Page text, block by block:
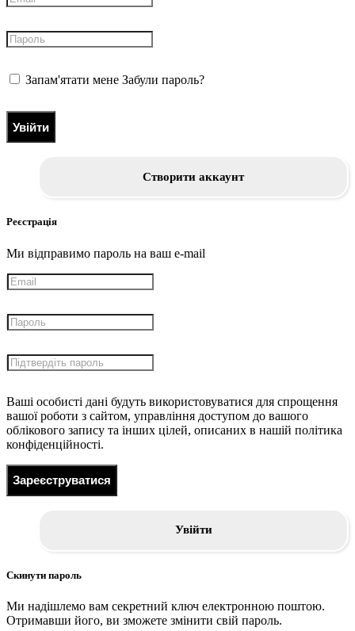
Запам'ятати мене Забули пароль?
Увійти
Створити аккаунт
Реєстрація
Ми відправимо пароль на ваш e-mail
Ваші особисті дані будуть використовуватися для спрощення
вашої роботи з сайтом, управління доступом до вашого
облікового запису та інших цілей, описаних в нашій політика
конфіденційності.
Зареєструватися
Увійти
Скинути пароль
Ми надішлемо вам секретний ключ електронною поштою.
Отримавши його, ви зможете змінити свій пароль.